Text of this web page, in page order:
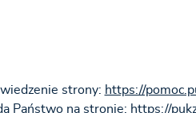
strony: https://
Państwo na stronie: https://